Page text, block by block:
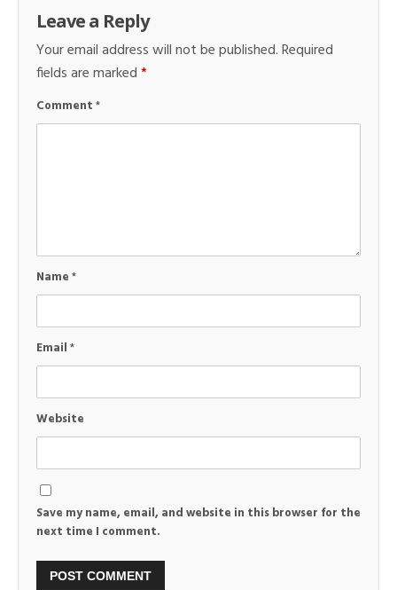
Leave a Reply
Your email address will not be published.Required
fields are marked*
Comment*
Name*
Email*
Website
Save my name, email, and website in this browser for the
next time I comment.